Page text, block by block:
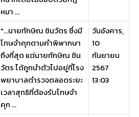
หมา ...
"...นายทักษิณ ชินวัตร ซึ่งมี
โทษจำคุกตามคำพิพากษา
ถึงที่สุด แต่นายทักษิณ ชิน
วัตร ได้ถูกนำตัวไปอยู่ที่โรง
พยาบาลตำรวจตลอดระยะ
เวลาสุทธิที่ต้องรับโทษจำ
คุก ...
วันอังคาร,
10
กันยายน
2567
13:03